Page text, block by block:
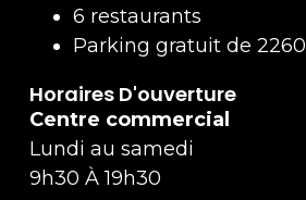
6 restaurants
Parking gratuit de
Horaires D'ouverture
Centre commercial
Lundi au samedi
9h30 À 19h30